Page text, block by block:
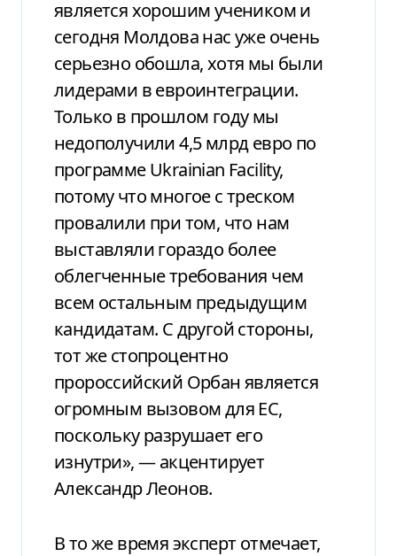
является хорошим учеником и
сегодня Молдова нас уже очень
серьезно обошла, хотя мы были
лидерами в евроинтеграции.
Только в прошлом году мы
недополучили 4,5 млрд евро по
программе Ukrainian Facility,
потому что многое с треском
провалили при том, что нам
выставляли гораздо более
облегченные требования чем
всем остальным предыдущим
кандидатам. С другой стороны,
тот же стопроцентно
пророссийский Орбан является
огромным вызовом для ЕС,
поскольку разрушает его
изнутри», — акцентирует
Александр Леонов.
В то же время эксперт отмечает,